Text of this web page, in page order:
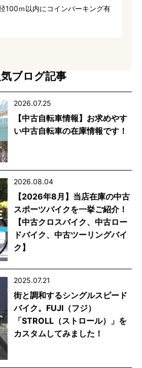
100ｍ以内にコインパーキング有
気ブログ記事
2026.07.25
【中古自転車情報】お求めやす
い中古自転車の在庫情報です！
2026.08.04
【2026年8月】当店在庫の中古
スポーツバイクを一挙ご紹介！
【中古クロスバイク、中古ロー
ドバイク、中古ツーリングバイ
ク】
2025.07.21
街と調和するシングルスピード
バイク。FUJI（フジ）
「STROLL（ストロール）」を
カスタムしてみました！